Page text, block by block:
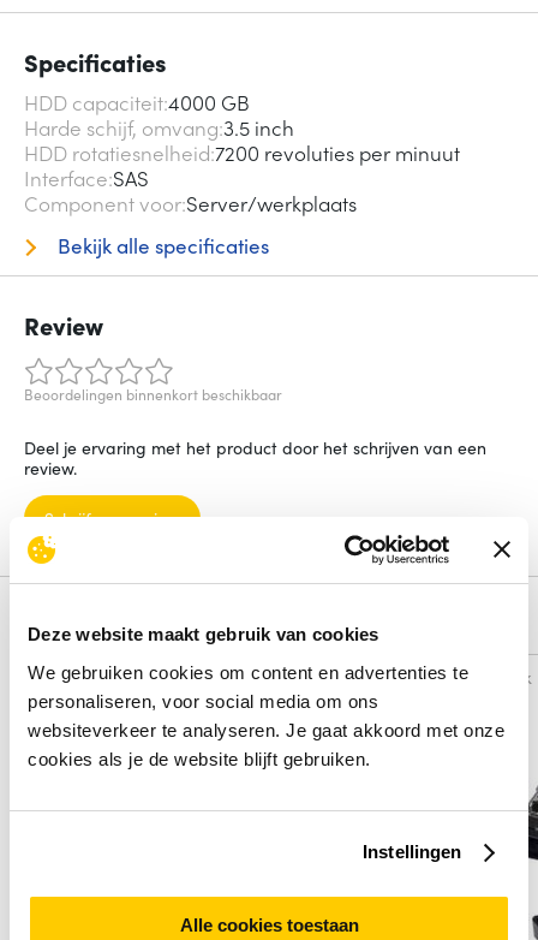
Deze website maakt gebruik van cookies
We gebruiken cookies om content en advertenties te
personaliseren, voor social media om ons
websiteverkeer te analyseren. Je gaat akkoord met onze
cookies als je de website blijft gebruiken.
Instellingen
Alle cookies toestaan
Specificaties
HDD capaciteit4000 GB
Harde schijf, omvang 3.5 inch
HDD rotatiesnelheid 7200 revoluties per minuut
Interface SAS
Component voor Server/werkplaats
Bekijk alle specificaties
Review
Beoordelingen binnenkort beschikbaar
Deel je ervaring met het product door het schrijven van een
review.
Schrijf een review
Alternatieven
Vergelijk Vergelijk